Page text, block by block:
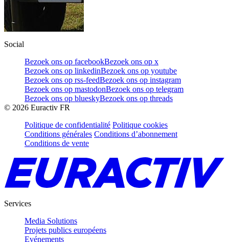
Social
Bezoek ons op facebookBezoek ons op x
Bezoek ons op linkedinBezoek ons op youtube
Bezoek ons op rss-feedBezoek ons op instagram
Bezoek ons op mastodonBezoek ons op telegram
Bezoek ons op blueskyBezoek ons op threads
© 2026 Euractiv FR
Politique de confidentialité Politique cookies
Conditions générales Conditions d’abonnement
Conditions de vente
Services
Media Solutions
Projets publics européens
Evénements